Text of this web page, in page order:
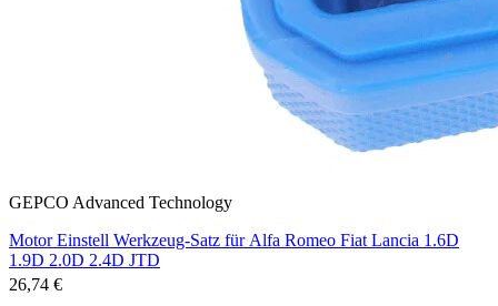
GEPCO Advanced Technology
Motor Einstell Werkzeug-Satz für Alfa Romeo Fiat Lancia 1.6D
1.9D 2.0D 2.4D JTD
26,74 €